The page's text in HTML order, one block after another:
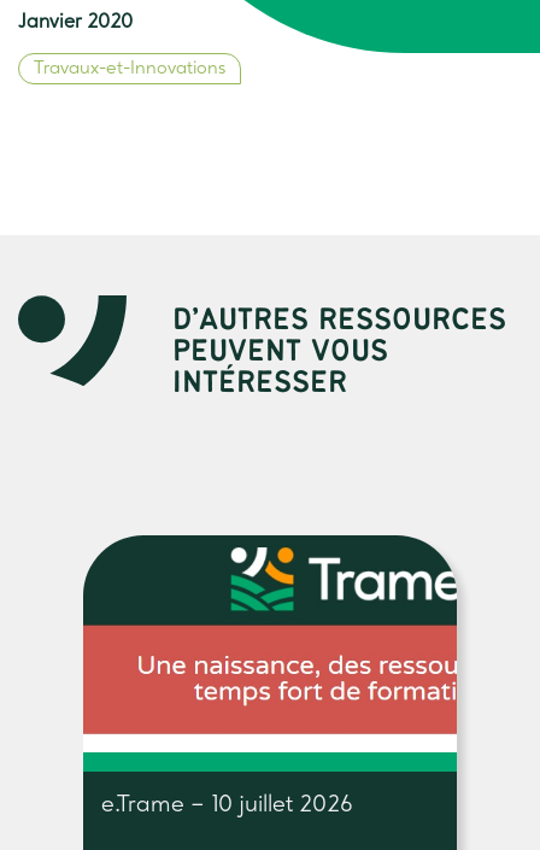
Janvier 2020
Travaux-et-Innovations
D’AUTRES RESSOURCES
PEUVENT VOUS
INTÉRESSER
e.Trame – 10 juillet 2026